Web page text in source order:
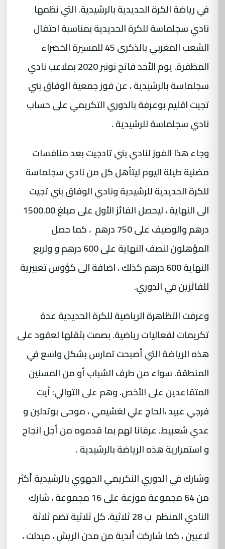
في رياضة الكرة الحديديةبالرشيدية.التي نظمها
نادي سجلماسة للكرة الحديدية بمناسبة احتفال
الشعب المغربي بالذكرى 45 للمسيرة الخضراء
المظفرة. يوم الأحد فاتح نونبر 2020 بملاعب نادي
سجلماسة بالرشيدية ، عن فوز جمعية الوفاق بني
تجيت اقليم بوعرفة بالدوري التكريمي على حساب
نادي سجلماسة للرشيدية .
وجاء هذا الفوز لنادي بني تادجيت بعد منافسات
مضنية طيلة اليوم ليتأهل كل من نادي سجلماسة
للكرة الحديدية للرشيدية ونادي الوفاقبني تجيت
الى النهاية ، ليحصل الفائز الأول على مبلغ 1500.00
درهم والوصيف على 750 درهم ، كما حصل
المؤهلون لنصف النهاية على 600 درهم و ولربع
النهاية 600 درهم كذلك ، اضافة الى كؤوس تعبيرية
للفائزين في الدوري.
وعرفت التظاهرة الرياضية للكرة الحديدية عدة
تكريمات لفعاليات رياضية. بصمت بثقلها لعقود على
هذه الرياضة التي أصبحت تمارس بشكل واسع في
المنطقة. سواء من طرف الشباب أو من المسنين
المتقاعدين على الأخص. وهم على التوالي: أيت
فرجي عبيد ،الحاج علي لغشيمي ، موحى بوتدلين و
عدي شعبيط. عرفانا لهم بما قدموه من أجل انجاح
و استمرارية هذه الرياضة بالرشيدية .
وشارك في الدوري النكريمي الجهوي بالرشيدية أكثر
من 64 مجموعة موزعة على 16 مجموعة ، شارك
النادي المنظم ب 28 ثلاثية، كل ثلاثية تضم ثلاثة
لاعبين ، كما شاركت أندية من مدن الريش ، ميدلت ،